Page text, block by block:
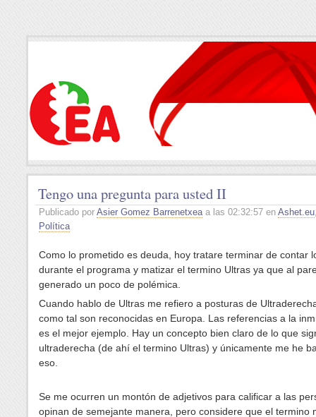
Tengo una pregunta para usted II
Publicado por Asier Gomez Barrenetxeaa las 02:32:57 en Ashet.eu
Política
Como lo prometido es deuda, hoy tratare terminar de contar
durante el programa y matizar el termino Ultras ya que al
generado un poco de polémica.
Cuando hablo de Ultras me refiero a posturas de
como tal son reconocidas en Europa. Las referencias a la
es el mejor ejemplo. Hay un concepto bien claro de lo que
ultraderecha (de ahí el termino Ultras) y únicamente me he
eso.
Se me ocurren un montón de adjetivos para calificar a las
opinan de semejante manera, pero considere que el termino